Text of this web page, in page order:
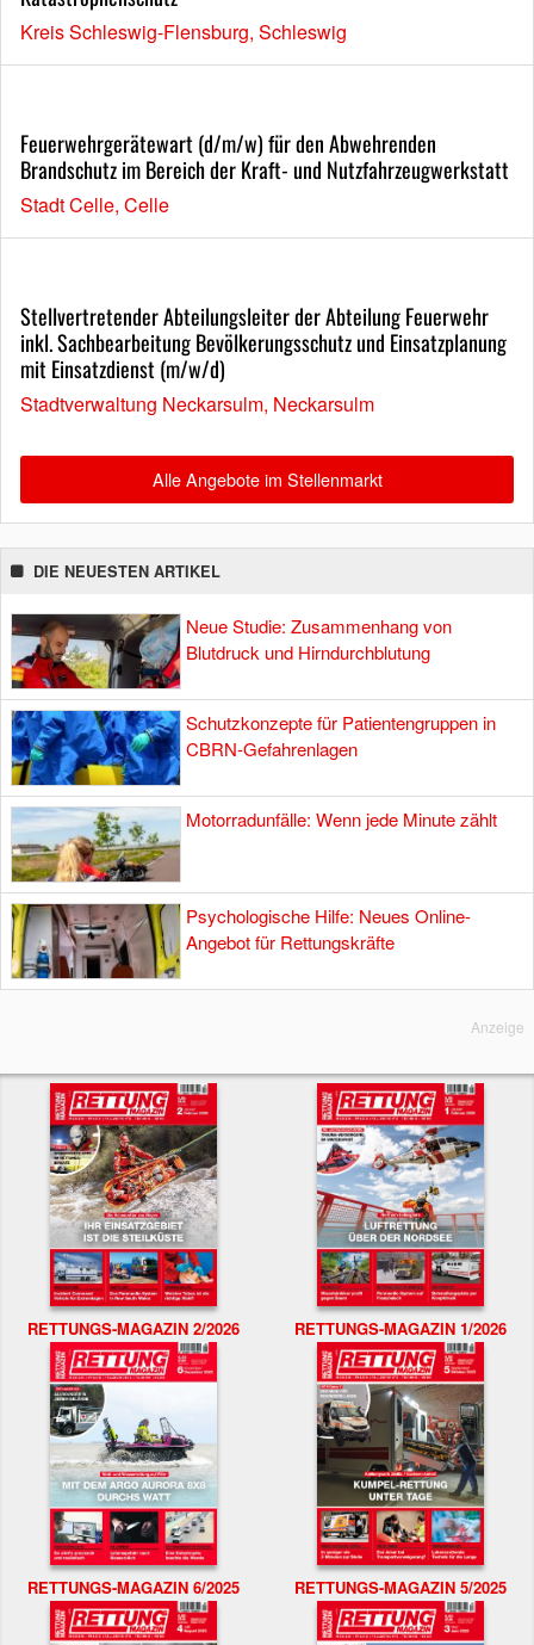
Kreis Schleswig-Flensburg, Schleswig
Feuerwehrgerätewart (d/m/w) für den Abwehrenden
Brandschutz im Bereich der Kraft- und Nutzfahrzeugwerkstatt
Stadt Celle, Celle
Stellvertretender Abteilungsleiter der Abteilung Feuerwehr
inkl. Sachbearbeitung Bevölkerungsschutz und Einsatzplanung
mit Einsatzdienst (m/w/d)
Stadtverwaltung Neckarsulm, Neckarsulm
Alle Angebote im Stellenmarkt
DIE NEUESTEN ARTIKEL
Neue Studie: Zusammenhang von
Blutdruck und Hirndurchblutung
Schutzkonzepte für Patientengruppen in
CBRN-Gefahrenlagen
Motorradunfälle: Wenn jede Minute zählt
Psychologische Hilfe: Neues Online-
Angebot für Rettungskräfte
Anzeige
RETTUNGS-MAGAZIN 2/2026 RETTUNGS-MAGAZIN 1/2026
RETTUNGS-MAGAZIN 6/2025 RETTUNGS-MAGAZIN 5/2025